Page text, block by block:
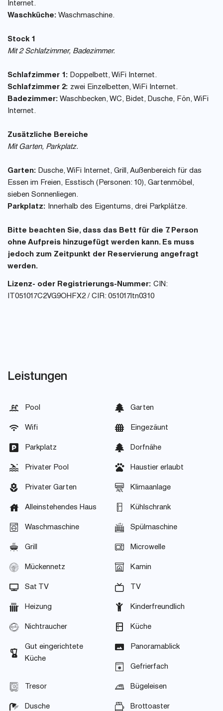
Internet.
Waschküche: Waschmaschine.
Stock 1
Mit 2 Schlafzimmer, Badezimmer.
Schlafzimmer 1: Doppelbett, WiFi Internet.
Schlafzimmer 2: zwei Einzelbetten, WiFi Internet.
Badezimmer: Waschbecken, WC, Bidet, Dusche, Fön, WiFi
Internet.
Zusätzliche Bereiche
Mit Garten, Parkplatz.
Garten: Dusche, WiFi Internet, Grill, Außenbereich für das
Essen im Freien, Esstisch (Personen: 10), Gartenmöbel,
sieben Sonnenliegen.
Parkplatz: Innerhalb des Eigentums, drei Parkplätze.
Bitte beachten Sie, dass das Bett für die 7. Person
ohne Aufpreis hinzugefügt werden kann. Es muss
jedoch zum Zeitpunkt der Reservierung angefragt
werden.
Lizenz- oder Registrierungs-Nummer: CIN:
IT051017C2VG9OHFX2 / CIR: 051017ltn0310
Leistungen
Pool Garten
Wifi Eingezäunt
Parkplatz Dorfnähe
Privater Pool Haustier erlaubt
Privater Garten Klimaanlage
Alleinstehendes Haus Kühlschrank
Waschmaschine Spülmaschine
Grill Microwelle
Mückennetz Kamin
Sat TV TV
Heizung Kinderfreundlich
Nichtraucher Küche
Gut eingerichtete
Küche
Panoramablick
Gefrierfach
Tresor Bügeleisen
Dusche Brottoaster